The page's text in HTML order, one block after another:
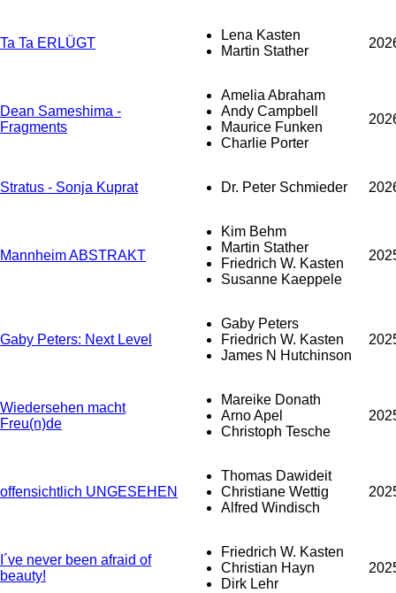
Ta Ta ERLÜGT
Lena Kasten
Martin Stather
Dean Sameshima -
Fragments
Amelia Abraham
Andy Campbell
Maurice Funken
Charlie Porter
Stratus - Sonja Kuprat Dr. Peter Schmieder
Mannheim ABSTRAKT
Kim Behm
Martin Stather
Friedrich W. Kasten
Susanne Kaeppele
Gaby Peters: Next Level
Gaby Peters
Friedrich W. Kasten
James N Hutchinson
Wiedersehen macht
Freu(n)de
Mareike Donath
Arno Apel
Christoph Tesche
offensichtlich UNGESEHEN
Thomas Dawideit
Christiane Wettig
Alfred Windisch
I´ve never been afraid of
beauty!
Friedrich W. Kasten
Christian Hayn
Dirk Lehr